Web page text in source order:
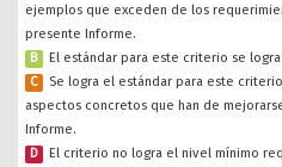
ejemplos que exceden de los
presente Informe.
B
El estándar para este criterio se
C
Se logra el estándar para este
aspectos concretos que han de
Informe.
D
El criterio no logra el nivel mínimo